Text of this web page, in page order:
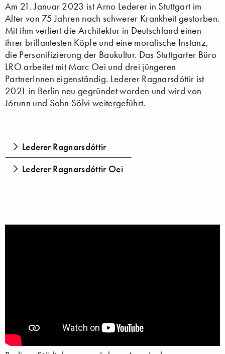
Am 21. Januar 2023 ist Arno Lederer in Stuttgart im
Alter von 75 Jahren nach schwerer Krankheit gestorben.
Mit ihm verliert die Architektur in Deutschland einen
ihrer brillantesten Köpfe und eine moralische Instanz,
die Personifizierung der Baukultur. Das Stuttgarter Büro
LRO arbeitet mit Marc Oei und drei jüngeren
PartnerInnen eigenständig. Lederer Ragnarsdóttir ist
2021 in Berlin neu gegründet worden und wird von
Jórunn und Sohn Sölvi weitergeführt.
Lederer Ragnarsdóttir
Lederer Ragnarsdóttir Oei